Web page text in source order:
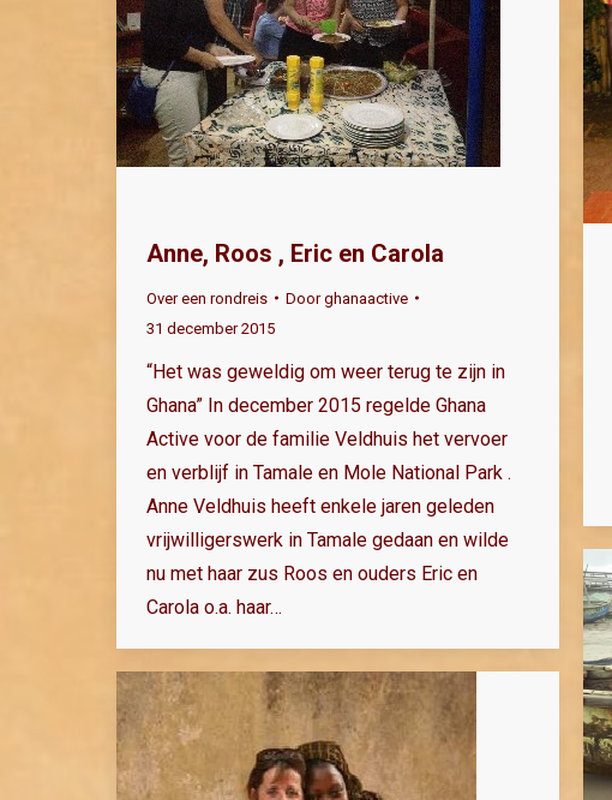
Anne, Roos , Eric en Carola
Over een rondreis Doorghanaactive
31 december 2015
“Het was geweldig om weer terug te zijn in
Ghana” In december 2015 regelde Ghana
Active voor de familie Veldhuis het vervoer
en verblijf in Tamale en Mole National Park .
Anne Veldhuis heeft enkele jaren geleden
vrijwilligerswerk in Tamale gedaan en wilde
nu met haar zus Roos en ouders Eric en
Carola o.a. haar…